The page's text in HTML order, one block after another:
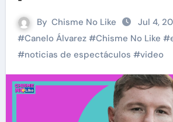
By Chisme No Like Jul 4,
#Canelo Álvarez#Chisme No Like #
#noticias de espectáculos #video